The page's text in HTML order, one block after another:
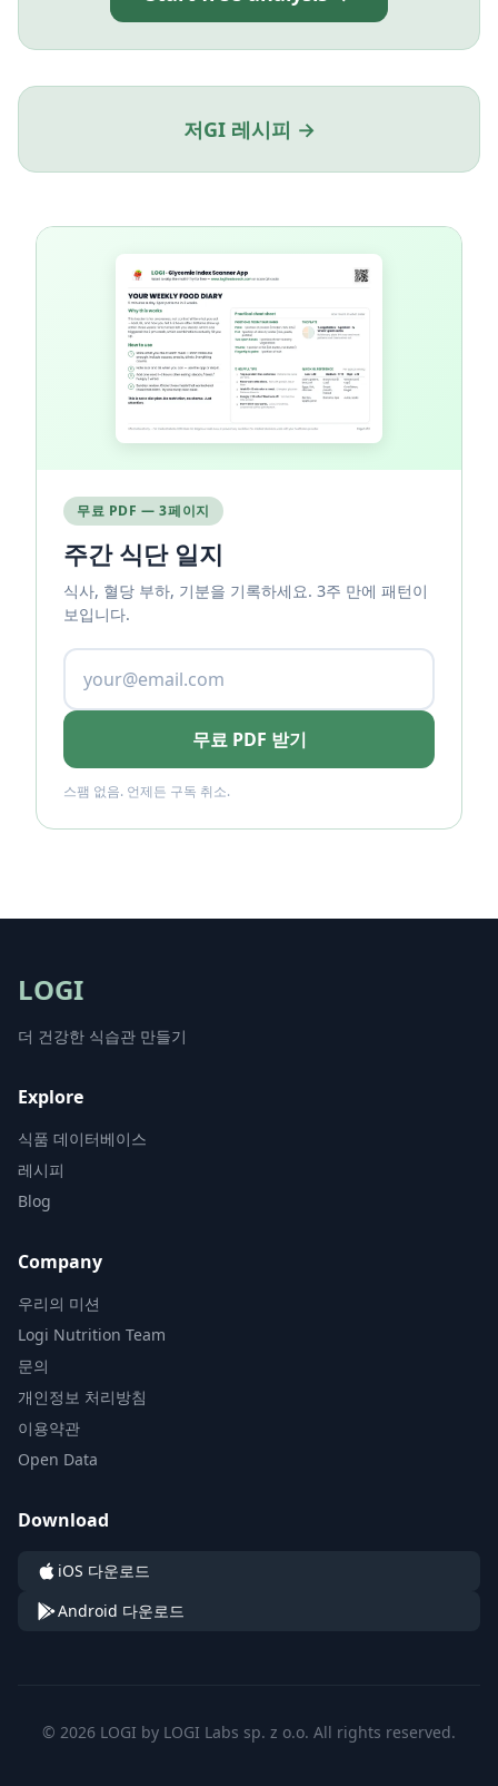
저GI 레시피 →
무료 PDF — 3페이지
주간 식단 일지
식사, 혈당 부하, 기분을 기록하세요. 3주 만에 패턴이
보입니다.
무료 PDF 받기
스팸 없음. 언제든 구독 취소.
LOGI
더 건강한 식습관 만들기
Explore
식품 데이터베이스
레시피
Blog
Company
우리의 미션
Logi Nutrition Team
문의
개인정보 처리방침
이용약관
Open Data
Download
iOS 다운로드
Android 다운로드
© 2026 LOGI by LOGI Labs sp. z o.o. All rights reserved.